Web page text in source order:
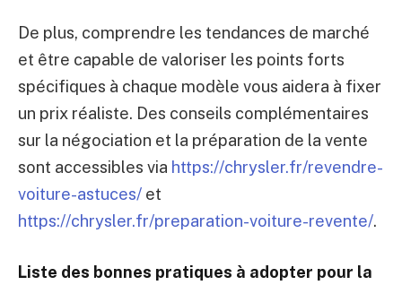
De plus, comprendre les tendances de marché
et être capable de valoriser les points forts
spécifiques à chaque modèle vous aidera à fixer
un prix réaliste. Des conseils complémentaires
sur la négociation et la préparation de la vente
sont accessibles via https://chrysler.fr/revendre-
voiture-astuces/ et
https://chrysler.fr/preparation-voiture-revente/.
Liste des bonnes pratiques à adopter pour la